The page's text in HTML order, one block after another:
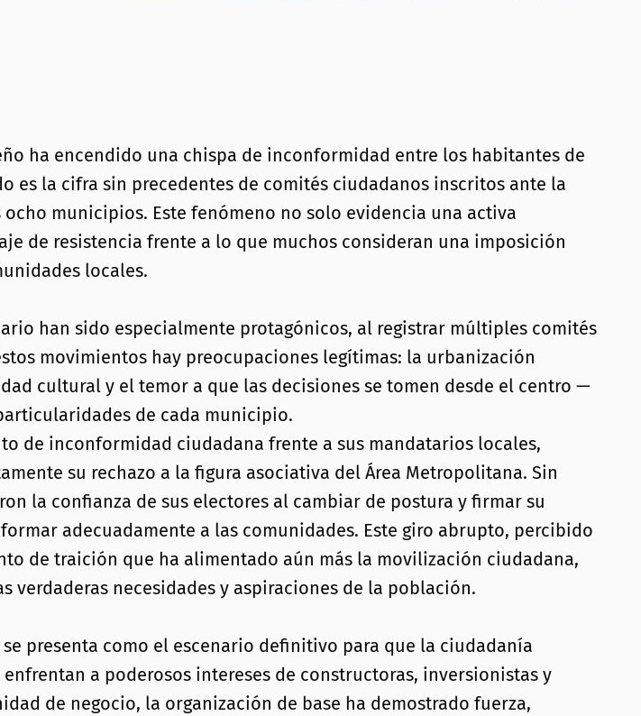
ha encendido una chispa de inconformidad entre los habitantes de
es la cifra sin precedentes de comités ciudadanos inscritos ante la
municipios. Este fenómeno no solo evidencia una activa
de resistencia frente a lo que muchos consideran una imposición
locales.
han sido especialmente protagónicos, al registrar múltiples comités
movimientos hay preocupaciones legítimas: la urbanización
cultural y el temor a que las decisiones se tomen desde el centro —
de cada municipio.
de inconformidad ciudadana frente a sus mandatarios locales,
su rechazo a la figura asociativa del Área Metropolitana. Sin
la confianza de sus electores al cambiar de postura y firmar su
adecuadamente a las comunidades. Este giro abrupto, percibido
de traición que ha alimentado aún más la movilización ciudadana,
necesidades y aspiraciones de la población.
presenta como el escenario definitivo para que la ciudadanía
a poderosos intereses de constructoras, inversionistas y
de negocio, la organización de base ha demostrado fuerza,